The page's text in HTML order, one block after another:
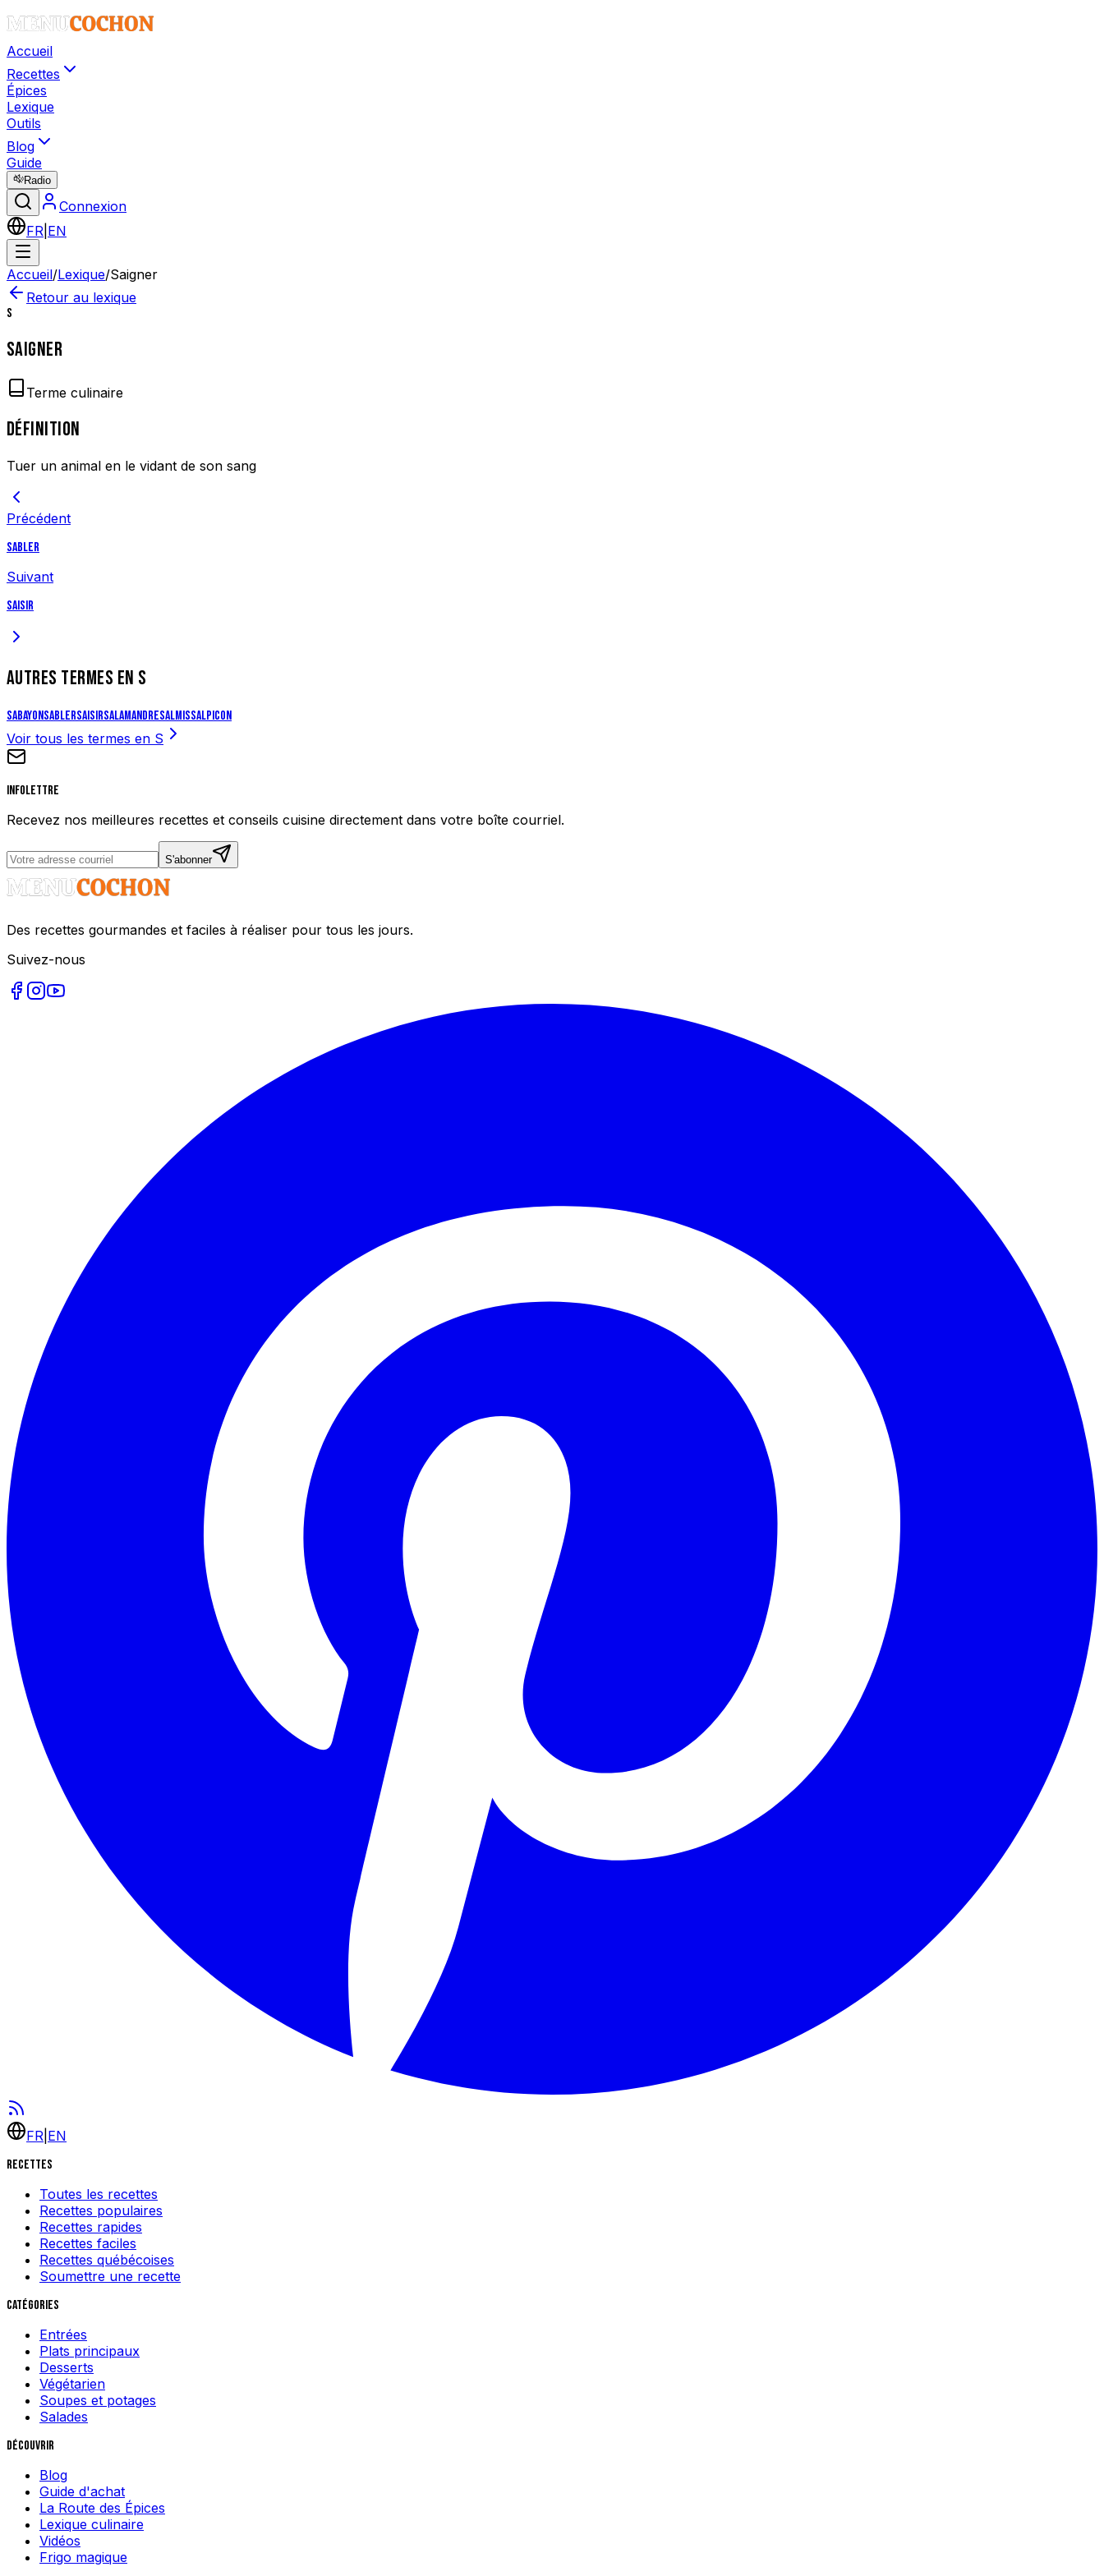
Accueil
Recettes
Épices
Lexique
Outils
Blog
Guide
Radio
Connexion
FR EN
Accueil/Lexique/Saigner
Retour au lexique
S
SAIGNER
Terme culinaire
DÉFINITION
Tuer un animal en le vidant de son sang
Précédent
Sabler
Suivant
Saisir
AUTRES TERMES EN S
SabayonSablerSaisirSalamandreSalmisSalpicon
Voir tous les termes en S
Infolettre
Recevez nos meilleures recettes et conseils cuisine directement dans votre boîte courriel.
S'abonner
Des recettes gourmandes et faciles à réaliser pour tous les jours.
Suivez-nous
FR EN
Recettes
Toutes les recettes
Recettes populaires
Recettes rapides
Recettes faciles
Recettes québécoises
Soumettre une recette
Catégories
Entrées
Plats principaux
Desserts
Végétarien
Soupes et potages
Salades
Découvrir
Blog
Guide d'achat
La Route des Épices
Lexique culinaire
Vidéos
Frigo magique